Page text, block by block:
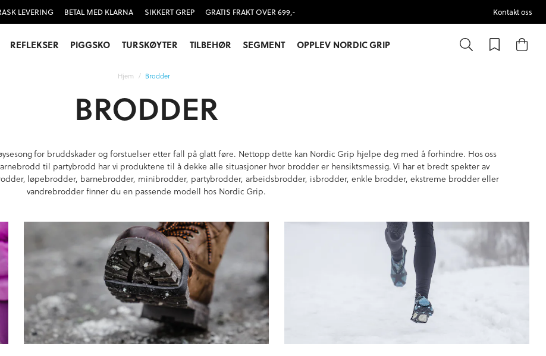
LEVERING BETAL MED KLARNA SIKKERT GREP GRATIS FRAKT OVER 699,- Kontakt oss
REFLEKSER PIGGSKO TURSKØYTER TILBEHØR SEGMENT OPPLEV NORDIC GRIP
Hjem Brodder
BRODDER
for bruddskader og forstuelser etter fall på glatt føre. Nettopp dette kan Nordic Grip hjelpe deg med å forhindre. Hos oss
til partybrodd har vi produktene til å dekke alle situasjoner hvor brodder er hensiktsmessig. Vi har et bredt spekter av
løpebrodder, barnebrodder, minibrodder, partybrodder, arbeidsbrodder, isbrodder, enkle brodder, ekstreme brodder eller
vandrebrodder finner du en passende modell hos Nordic Grip.